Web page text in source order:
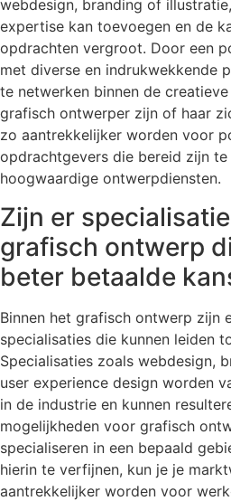
webdesign, branding of
expertise kan toevoegen en de
opdrachten vergroot. Door een
met diverse en indrukwekkende
te netwerken binnen de
grafisch ontwerper zijn of haar
zo aantrekkelijker worden voor
opdrachtgevers die bereid zijn
hoogwaardige ontwerpdiensten.
Zijn er
grafisch ontwerp
beter betaalde
Binnen het grafisch ontwerp zijn
specialisaties die kunnen leiden
Specialisaties zoals webdesign,
user experience design worden
in de industrie en kunnen
mogelijkheden voor grafisch
specialiseren in een bepaald
hierin te verfijnen, kun je je
aantrekkelijker worden voor